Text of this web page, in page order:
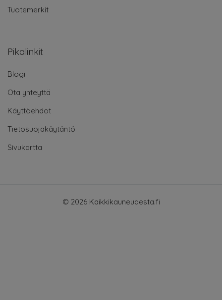
Tuotemerkit
Pikalinkit
Blogi
Ota yhteyttä
Käyttöehdot
Tietosuojakäytäntö
Sivukartta
© 2026 Kaikkikauneudesta.fi